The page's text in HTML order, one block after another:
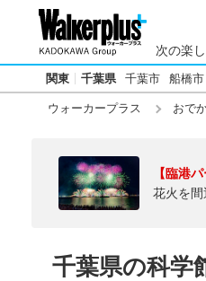
次の楽
関東 千葉県 千葉市 船橋市
ウォーカープラス おで
【臨港
花火を
千葉県の科学